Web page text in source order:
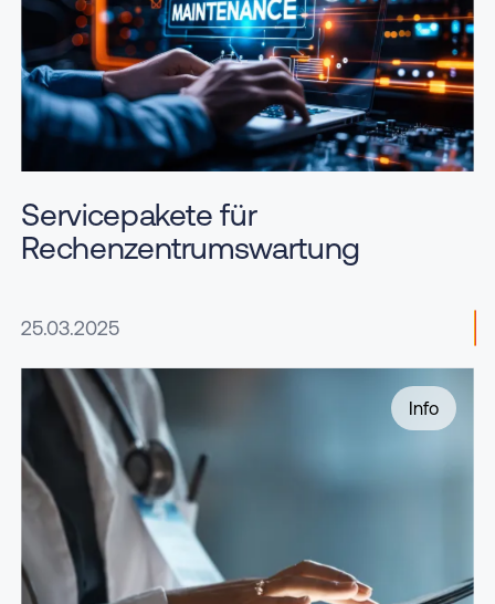
Servicepakete für
Rechenzentrumswartung
25.03.2025
Info